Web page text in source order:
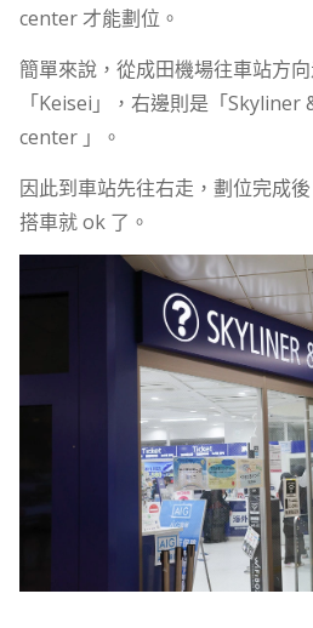
center 才能劃位。
簡單來說，從成田機場往車站方
「Keisei」，右邊則是「
center 」。
因此到車站先往右走，劃位完成
搭車就 ok 了。